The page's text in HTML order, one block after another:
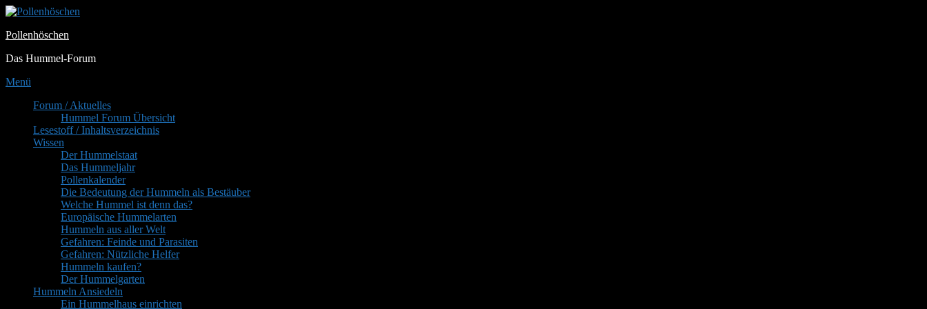
Zum
springen
Pollenhöschen
Das Hummel-Forum
Menü
PrimäresForum / Aktuelles
Hummel Forum Übersicht
Lesestoff / Inhaltsverzeichnis
Wissen
Der Hummelstaat
Das Hummeljahr
Pollenkalender
Die Bedeutung der Hummeln als Bestäuber
Welche Hummel ist denn das?
Europäische Hummelarten
Hummeln aus aller Welt
Gefahren: Feinde und Parasiten
Gefahren: Nützliche Helfer
Hummeln kaufen?
Der Hummelgarten
Hummeln Ansiedeln
Ein Hummelhaus einrichten